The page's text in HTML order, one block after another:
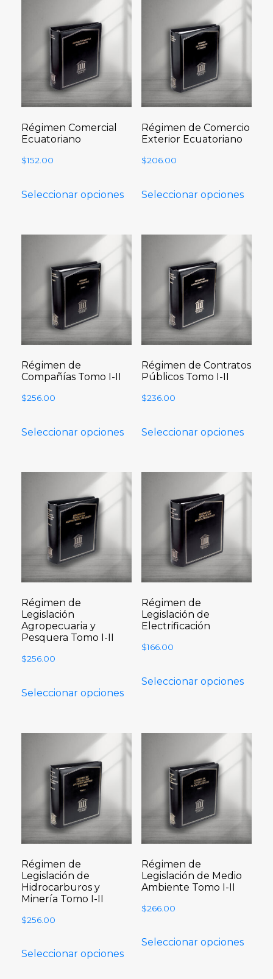
Régimen Comercial
Ecuatoriano
$152.00
Seleccionar opciones
Régimen de Comercio
Exterior Ecuatoriano
$206.00
Seleccionar opciones
Régimen de
Compañías Tomo I-II
$256.00
Seleccionar opciones
Régimen de Contratos
Públicos Tomo I-II
$236.00
Seleccionar opciones
Régimen de
Legislación
Agropecuaria y
Pesquera Tomo I-II
$256.00
Seleccionar opciones
Régimen de
Legislación de
Electrificación
$166.00
Seleccionar opciones
Régimen de
Legislación de
Hidrocarburos y
Minería Tomo I-II
$256.00
Seleccionar opciones
Régimen de
Legislación de Medio
Ambiente Tomo I-II
$266.00
Seleccionar opciones